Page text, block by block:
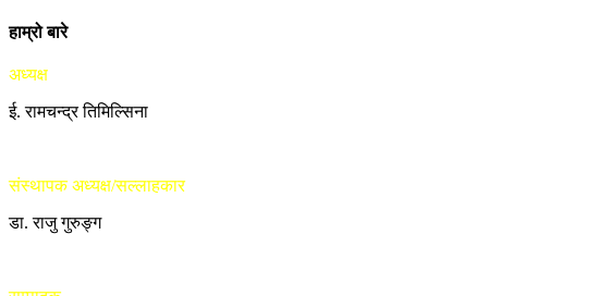
हाम्रो बारे
अध्यक्ष
ई. रामचन्द्र तिमिल्सिना
संस्थापक अध्यक्ष/सल्लाहकार
डा. राजु गुरुङ्ग